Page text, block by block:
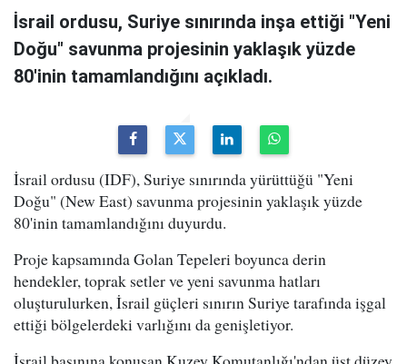
İsrail ordusu, Suriye sınırında inşa ettiği "Yeni
Doğu" savunma projesinin yaklaşık yüzde
80'inin tamamlandığını açıkladı.
İsrail ordusu (IDF), Suriye sınırında yürüttüğü "Yeni
Doğu" (New East) savunma projesinin yaklaşık yüzde
80'inin tamamlandığını duyurdu.
Proje kapsamında Golan Tepeleri boyunca derin
hendekler, toprak setler ve yeni savunma hatları
oluşturulurken, İsrail güçleri sınırın Suriye tarafında işgal
ettiği bölgelerdeki varlığını da genişletiyor.